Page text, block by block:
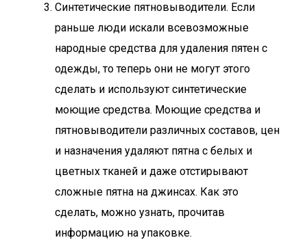
Синтетические пятновыводители. Если
раньше люди искали всевозможные
народные средства для удаления пятен с
одежды, то теперь они не могут этого
сделать и используют синтетические
моющие средства. Моющие средства и
пятновыводители различных составов, цен
и назначения удаляют пятна с белых и
цветных тканей и даже отстирывают
сложные пятна на джинсах. Как это
сделать, можно узнать, прочитав
информацию на упаковке.